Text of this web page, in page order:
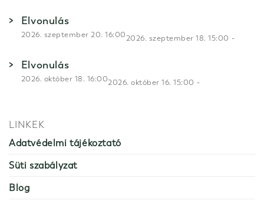
Elvonulás
2026. szeptember 18. 15:00 -
2026. szeptember 20. 16:00
Elvonulás
2026. október 16. 15:00 -
2026. október 18. 16:00
LINKEK
Adatvédelmi tájékoztató
Süti szabályzat
Blog